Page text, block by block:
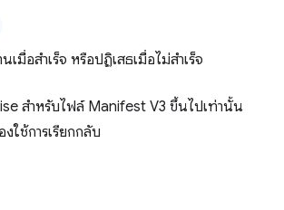
มื่อสำเร็จ หรือปฏิเสธเมื่อไม่สำเร็จ
สำหรับไฟล์ Manifest V3 ขึ้นไปเท่านั้น
ใช้การเรียกกลับ